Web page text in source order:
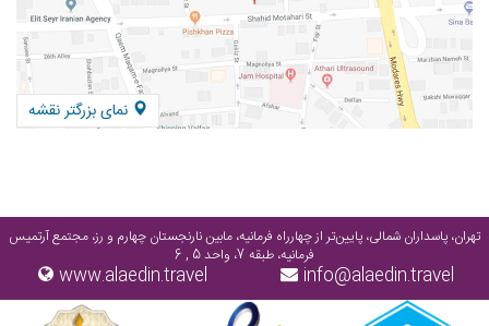
نمای بزرگتر نقشه
تهران، پاسداران شمالی، پایین‌تر از چهارراه فرمانیه، مابین نارنجستان چهارم و رز، مجتمع آرتمیس
فرمانیه، طبقه 7، واحد 5 , 6
info@alaedin.travel
www.alaedin.travel